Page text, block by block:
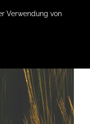
Verwendung von